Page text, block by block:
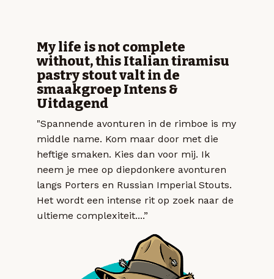
My life is not complete
without, this Italian tiramisu
pastry stout valt in de
smaakgroep Intens &
Uitdagend
"Spannende avonturen in de rimboe is my
middle name. Kom maar door met die
heftige smaken. Kies dan voor mij. Ik
neem je mee op diepdonkere avonturen
langs Porters en Russian Imperial Stouts.
Het wordt een intense rit op zoek naar de
ultieme complexiteit....”